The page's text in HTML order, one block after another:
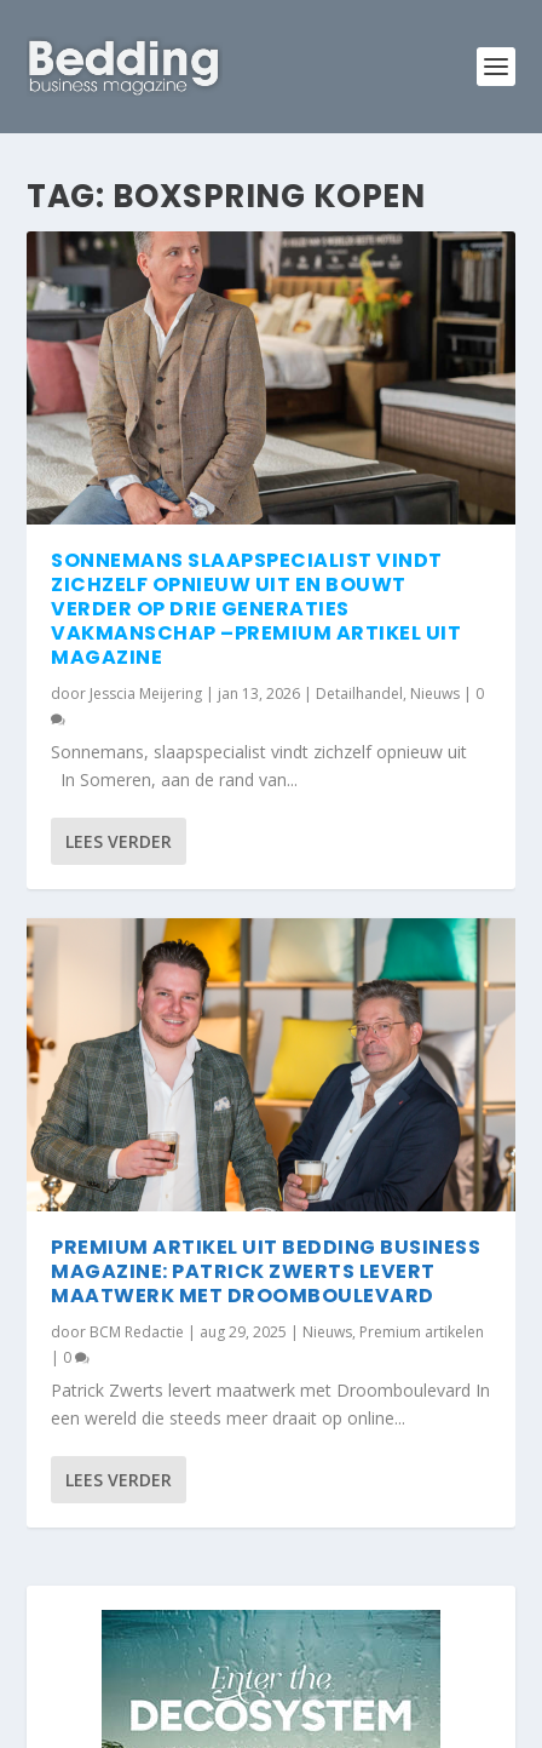
TAG: BOXSPRING KOPEN
SONNEMANS SLAAPSPECIALIST VINDT
ZICHZELF OPNIEUW UIT EN BOUWT
VERDER OP DRIE GENERATIES
VAKMANSCHAP –PREMIUM ARTIKEL UIT
MAGAZINE
door Jesscia Meijering | jan 13, 2026 | Detailhandel, Nieuws | 0
Sonnemans, slaapspecialist vindt zichzelf opnieuw uit
In Someren, aan de rand van...
LEES VERDER
PREMIUM ARTIKEL UIT BEDDING BUSINESS
MAGAZINE: PATRICK ZWERTS LEVERT
MAATWERK MET DROOMBOULEVARD
door BCM Redactie | aug 29, 2025 | Nieuws, Premium artikelen
| 0
Patrick Zwerts levert maatwerk met Droomboulevard In
een wereld die steeds meer draait op online...
LEES VERDER